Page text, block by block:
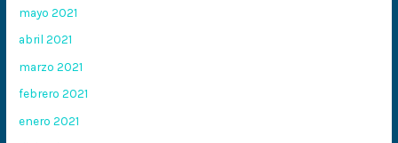
mayo 2021
abril 2021
marzo 2021
febrero 2021
enero 2021